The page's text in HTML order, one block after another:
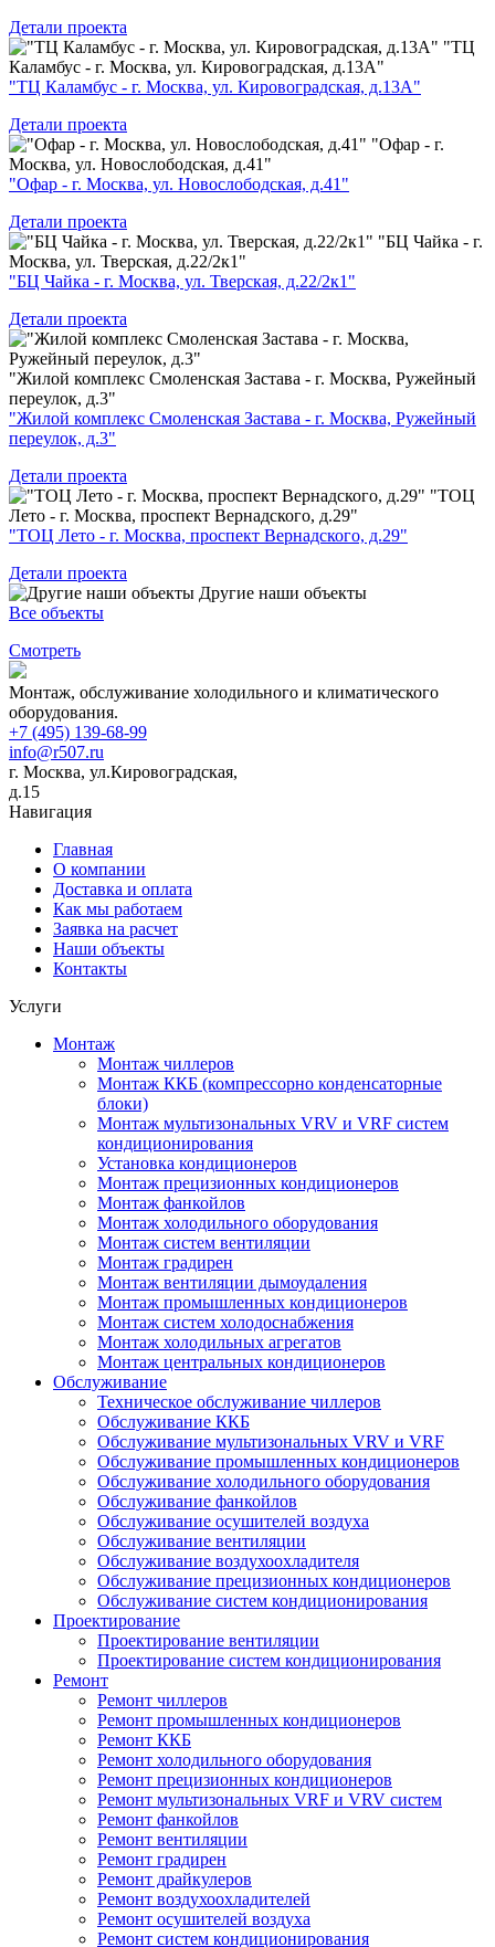
Детали проекта
"ТЦ
Каламбус - г. Москва, ул. Кировоградская, д.13А"
"ТЦ Каламбус - г. Москва, ул. Кировоградская, д.13А"
Детали проекта
"Офар - г.
Москва, ул. Новослободская, д.41"
"Офар - г. Москва, ул. Новослободская, д.41"
Детали проекта
"БЦ Чайка - г.
Москва, ул. Тверская, д.22/2к1"
"БЦ Чайка - г. Москва, ул. Тверская, д.22/2к1"
Детали проекта
"Жилой комплекс Смоленская Застава - г. Москва, Ружейный
переулок, д.3"
"Жилой комплекс Смоленская Застава - г. Москва, Ружейный
переулок, д.3"
Детали проекта
"ТОЦ
Лето - г. Москва, проспект Вернадского, д.29"
"ТОЦ Лето - г. Москва, проспект Вернадского, д.29"
Детали проекта
Другие наши объекты
Все объекты
Смотреть
Монтаж, обслуживание холодильного и климатического
оборудования.
+7 (495) 139-68-99
info@r507.ru
г. Москва, ул.Кировоградская,
д.15
Навигация
Главная
О компании
Доставка и оплата
Как мы работаем
Заявка на расчет
Наши объекты
Контакты
Услуги
Монтаж
Монтаж чиллеров
Монтаж ККБ (компрессорно конденсаторные
блоки)
Монтаж мультизональных VRV и VRF систем
кондиционирования
Установка кондиционеров
Монтаж прецизионных кондиционеров
Монтаж фанкойлов
Монтаж холодильного оборудования
Монтаж систем вентиляции
Монтаж градирен
Монтаж вентиляции дымоудаления
Монтаж промышленных кондиционеров
Монтаж систем холодоснабжения
Монтаж холодильных агрегатов
Монтаж центральных кондиционеров
Обслуживание
Техническое обслуживание чиллеров
Обслуживание ККБ
Обслуживание мультизональных VRV и VRF
Обслуживание промышленных кондиционеров
Обслуживание холодильного оборудования
Обслуживание фанкойлов
Обслуживание осушителей воздуха
Обслуживание вентиляции
Обслуживание воздухоохладителя
Обслуживание прецизионных кондиционеров
Обслуживание систем кондиционирования
Проектирование
Проектирование вентиляции
Проектирование систем кондиционирования
Ремонт
Ремонт чиллеров
Ремонт промышленных кондиционеров
Ремонт ККБ
Ремонт холодильного оборудования
Ремонт прецизионных кондиционеров
Ремонт мультизональных VRF и VRV систем
Ремонт фанкойлов
Ремонт вентиляции
Ремонт градирен
Ремонт драйкулеров
Ремонт воздухоохладителей
Ремонт осушителей воздуха
Ремонт систем кондиционирования